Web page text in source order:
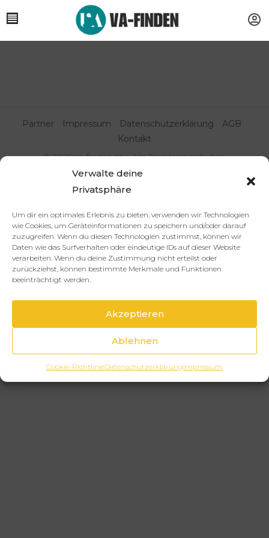
Verwalte deine
Privatsphäre
Um dir ein optimales Erlebnis zu bieten, verwenden wir Technologien
wie Cookies, um Geräteinformationen zu speichern und/oder darauf
zuzugreifen. Wenn du diesen Technologien zustimmst, können wir
Daten wie das Surfverhalten oder eindeutige IDs auf dieser Website
verarbeiten. Wenn du deine Zustimmung nicht erteilst oder
zurückziehst, können bestimmte Merkmale und Funktionen
beeinträchtigt werden.
Akzeptieren
Ablehnen
Cookie-RichtlinieDatenschutzerklärungImpressum
© 2025 va-finden.de – Alle Rechte vorbehalten.
Partner Impressum Datenschutzerklärung
AGB
Kontakt
Virtuelle Assistenz & Freelancer
finden | VA Expert:innenportal